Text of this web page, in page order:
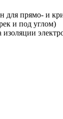
для прямо- и
и под углом)